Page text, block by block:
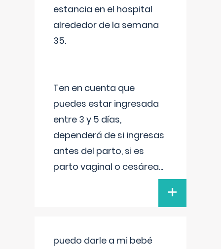
estancia en el hospital
alrededor de la semana
35.
Ten en cuenta que
puedes estar ingresada
entre 3 y 5 días,
dependerá de si ingresas
antes del parto, si es
parto vaginal o cesárea...
+
puedo darle a mi bebé